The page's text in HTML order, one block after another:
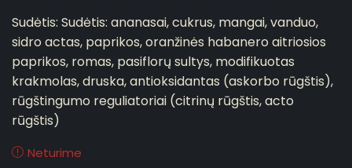
Sudėtis: Sudėtis: ananasai, cukrus, mangai, vanduo,
sidro actas, paprikos, oranžinės habanero aitriosios
paprikos, romas, pasiflorų sultys, modifikuotas
krakmolas, druska, antioksidantas (askorbo rūgštis),
rūgštingumo reguliatoriai (citrinų rūgštis, acto
rūgštis)
Neturime